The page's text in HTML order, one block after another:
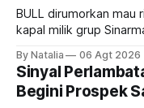
BULL dirumorkan
kapal milik grup
masih menarik dilirik?
By Natalia 06 Agt 2026
Sinyal
Begini Prospek